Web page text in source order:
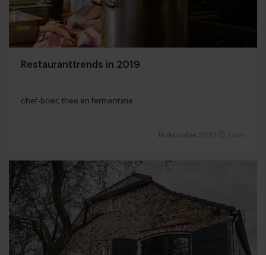
Restauranttrends in 2019
chef-boer, thee en fermentatie
18 december 2018 2 min